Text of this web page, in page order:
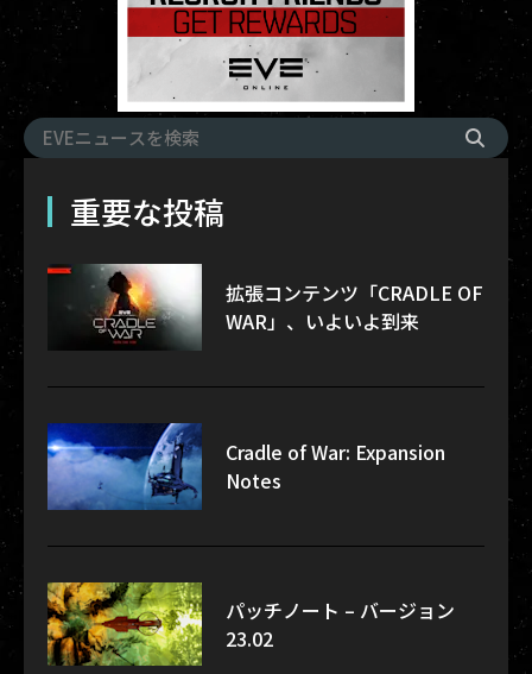
重要な投稿
拡張コンテンツ「CRADLE OF
WAR」、いよいよ到来
Cradle of War: Expansion
Notes
パッチノート – バージョン
23.02